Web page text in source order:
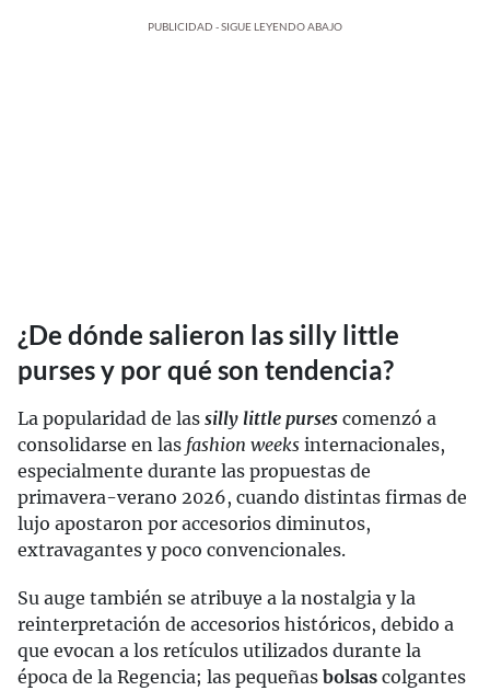
PUBLICIDAD - SIGUE LEYENDO ABAJO
¿De dónde salieron las silly little
purses y por qué son tendencia?
La popularidad de las silly little purses comenzó a
consolidarse en las fashion weeks internacionales,
especialmente durante las propuestas de
primavera-verano 2026, cuando distintas firmas de
lujo apostaron por accesorios diminutos,
extravagantes y poco convencionales.
Su auge también se atribuye a la nostalgia y la
reinterpretación de accesorios históricos, debido a
que evocan a los retículos utilizados durante la
época de la Regencia; las pequeñas bolsas colgantes